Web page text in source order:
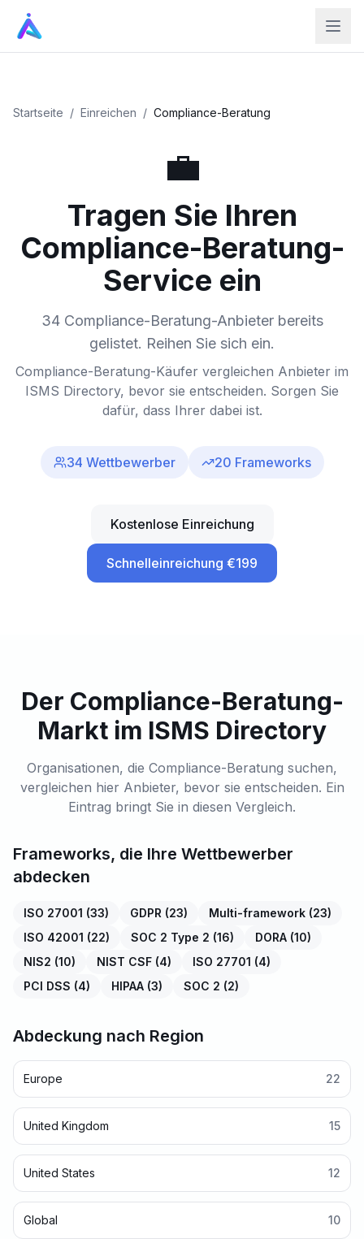
Startseite / Einreichen / Compliance-Beratung
💼
Tragen Sie Ihren
Compliance-Beratung-
Service ein
34 Compliance-Beratung-Anbieter bereits
gelistet. Reihen Sie sich ein.
Compliance-Beratung-Käufer vergleichen Anbieter im
ISMS Directory, bevor sie entscheiden. Sorgen Sie
dafür, dass Ihrer dabei ist.
34 Wettbewerber 20 Frameworks
Kostenlose Einreichung
Schnelleinreichung €199
Der Compliance-Beratung-
Markt im ISMS Directory
Organisationen, die Compliance-Beratung suchen,
vergleichen hier Anbieter, bevor sie entscheiden. Ein
Eintrag bringt Sie in diesen Vergleich.
Frameworks, die Ihre Wettbewerber
abdecken
ISO 27001 (33) GDPR (23) Multi-framework (23)
ISO 42001 (22) SOC 2 Type 2 (16) DORA (10)
NIS2 (10) NIST CSF (4) ISO 27701 (4)
PCI DSS (4) HIPAA (3) SOC 2 (2)
Abdeckung nach Region
Europe 22
United Kingdom 15
United States 12
Global 10